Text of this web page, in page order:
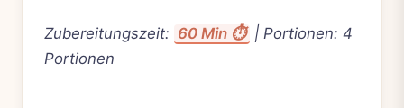
Zubereitungszeit: 60 Min ⏱️ | Portionen: 4
Portionen